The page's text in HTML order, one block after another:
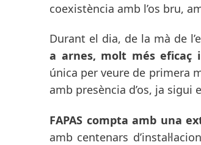
coexistència amb l’os bru,
Durant el dia, de la mà de
a arnes, molt més eficaç
única per veure de primera
amb presència d’os, ja
FAPAS compta amb una
amb centenars